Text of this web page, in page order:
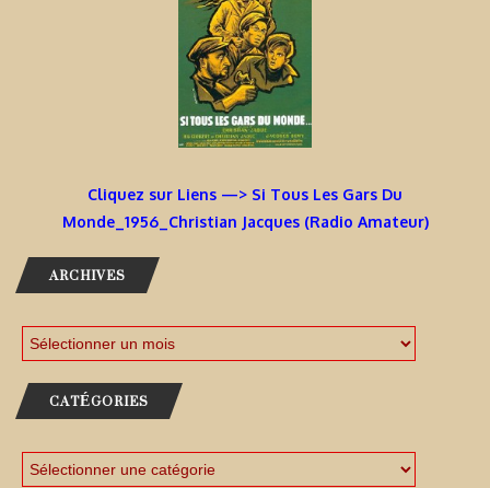
Cliquez sur Liens —> Si Tous Les Gars Du
Monde_1956_Christian Jacques (Radio Amateur)
ARCHIVES
CATÉGORIES